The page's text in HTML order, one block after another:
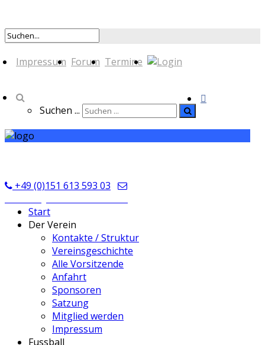
Impressum Forum Termine
Suchen ...
+49 (0)151 613 593 03
Start
Der Verein
Kontakte / Struktur
Vereinsgeschichte
Alle Vorsitzende
Anfahrt
Sponsoren
Satzung
Mitglied werden
Impressum
Fussball